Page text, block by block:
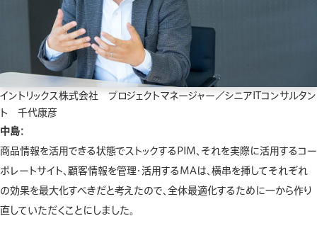
イントリックス株式会社 プロジェクトマネージャー／シニアITコンサルタン
ト 千代康彦
中島：
商品情報を活用できる状態でストックするPIM、それを実際に活用するコー
ポレートサイト、顧客情報を管理・活用するMAは、横串を挿してそれぞれ
の効果を最大化すべきだと考えたので、全体最適化するために一から作り
直していただくことにしました。